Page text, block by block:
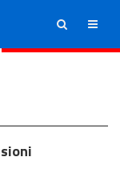
ricerca menu